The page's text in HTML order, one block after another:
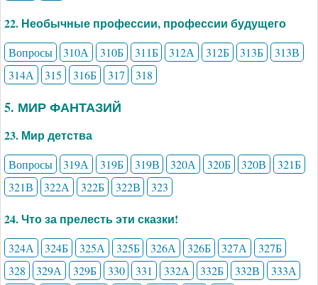
22. Необычные профессии, профессии будущего
Вопросы 310А 310Б 311Б 312А 312Б 313Б
313В
314А
315 316Б 317 318
5. МИР ФАНТАЗИЙ
23. Мир детства
Вопросы 319А 319Б 319В 320А 320Б 320В
321Б
321В
322А 322Б 322В 323
24. Что за прелесть эти сказки!
324А 324Б 325А 325Б 326А 326Б 327А
327Б
328
329А 329Б 330 331 332А 332Б 332В
333А